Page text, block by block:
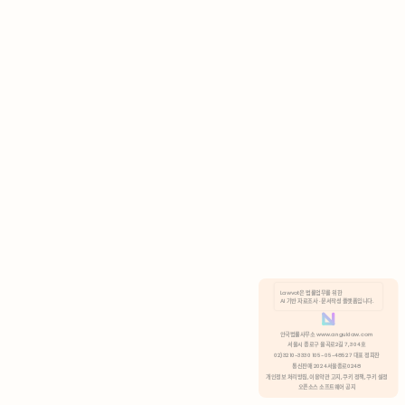
분석 쿠키 허용
Lawvot은 법률업무를 위한
AI 기반 자료조사 · 문서작성 플랫폼입니다.
안국법률사무소 www.anguklaw.com
서울시 종로구 율곡로2길 7, 304호
02)3210-3330 105-05-48527 대표 정희찬
통신판매 2024서울종로0248
개인정보 처리방침, 이용약관 고지, 쿠키 정책, 쿠키 설정
오픈소스 소프트웨어 공지